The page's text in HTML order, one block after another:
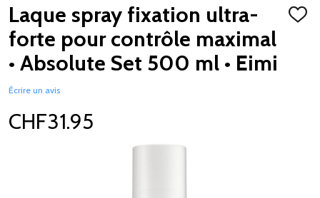
Laque spray fixation ultra-
forte pour contrôle maximal
• Absolute Set 500 ml • Eimi
Écrire un avis
CHF31.95